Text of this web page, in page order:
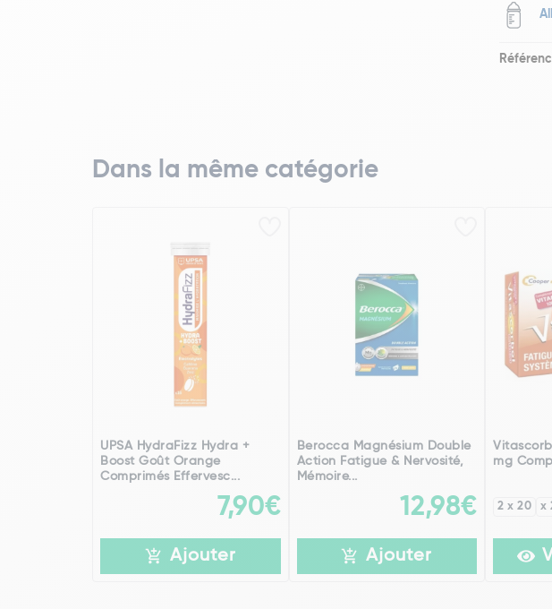
Dans la même catégorie
UPSA HydraFizz Hydra +
Boost Goût Orange
Comprimés Effervesc...
7,90€
Ajouter
Berocca Magnésium Double
Action Fatigue & Nervosité,
Mémoire...
12,98€
Ajouter
mg
2 x 20 x